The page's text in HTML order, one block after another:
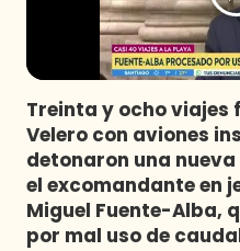
Treinta y ocho viajes
Velero con aviones
detonaron una
el excomandante en
Miguel Fuente-Alba,
por mal uso de
Club De La Comedia
Contigo en Directo
Plan Perfecto
El Tiempo
Sabingo
Todos Los